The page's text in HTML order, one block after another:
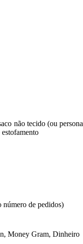
não tecido (ou
número de pedidos)
Money Gram, Dinheiro